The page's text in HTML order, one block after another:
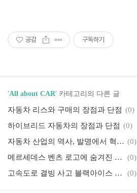
공감 구독하기
'All about CAR' 카테고리의 다른 글
자동차 리스와 구매의 장점과 단점 (0)
하이브리드 자동차의 장점과 단점 (0)
자동차 산업의 역사, 발명에서 혁신으로의 여정 (0)
메르세데스 벤츠 로고에 숨겨진 이야기, 삼각별 엠블럼 의미
(0)
고속도로 결빙 사고 블랙아이스 브레이크 예방과 대처방법
(0)